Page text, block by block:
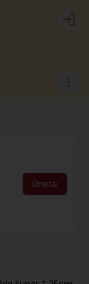
Login
Únete